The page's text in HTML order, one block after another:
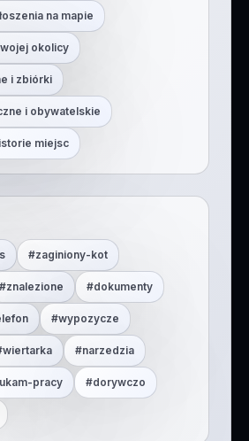
na mapie
okolicy
i zbiórki
i obywatelskie
miejsc
#zaginiony-kot
#znalezione #dokumenty
#wypozycze
wiertarka #narzedzia
pracy #dorywczo